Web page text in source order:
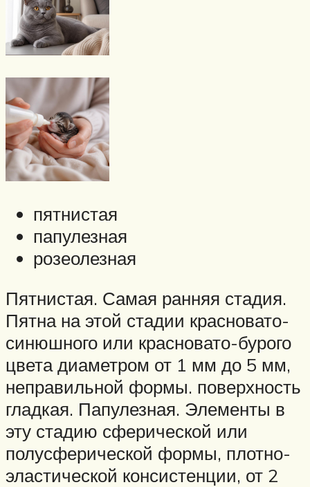
пятнистая
папулезная
розеолезная
Пятнистая. Самая ранняя стадия.
Пятна на этой стадии красновато-
синюшного или красновато-бурого
цвета диаметром от 1 мм до 5 мм,
неправильной формы. поверхность
гладкая. Папулезная. Элементы в
эту стадию сферической или
полусферической формы, плотно-
эластической консистенции, от 2